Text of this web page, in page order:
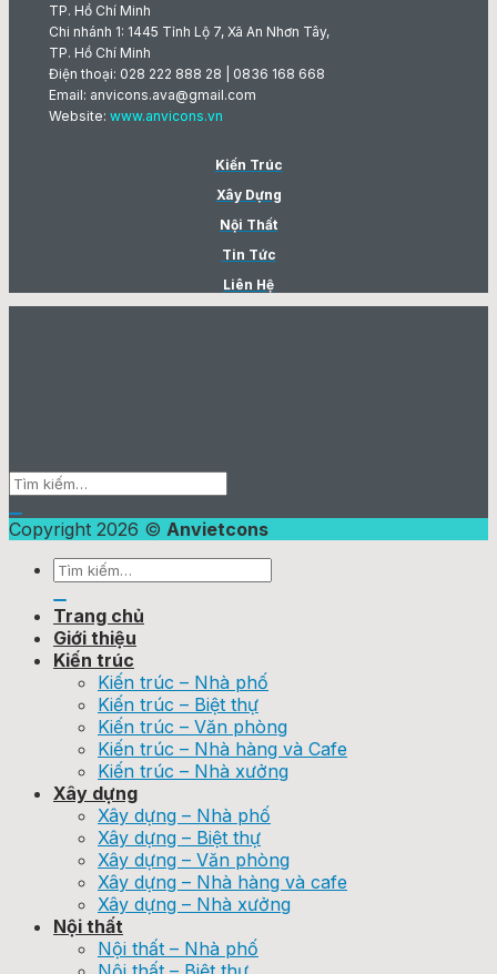
TP. Hồ Chí Minh
Chi nhánh 1: 1445 Tỉnh Lộ 7, Xã An Nhơn Tây,
TP. Hồ Chí Minh
Điện thoại: 028 222 888 28 | 0836 168 668
Email: anvicons.ava@gmail.com
Website: www.anvicons.vn
Kiến Trúc
Xây Dựng
Nội Thất
Tin Tức
Liên Hệ
Copyright 2026 © Anvietcons
Trang chủ
Giới thiệu
Kiến trúc
Kiến trúc – Nhà phố
Kiến trúc – Biệt thự
Kiến trúc – Văn phòng
Kiến trúc – Nhà hàng và Cafe
Kiến trúc – Nhà xưởng
Xây dựng
Xây dựng – Nhà phố
Xây dựng – Biệt thự
Xây dựng – Văn phòng
Xây dựng – Nhà hàng và cafe
Xây dựng – Nhà xưởng
Nội thất
Nội thất – Nhà phố